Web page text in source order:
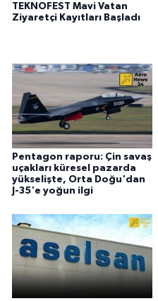
TEKNOFEST Mavi Vatan
Ziyaretçi Kayıtları Başladı
Pentagon raporu: Çin savaş
uçakları küresel pazarda
yükselişte, Orta Doğu'dan
J-35'e yoğun ilgi